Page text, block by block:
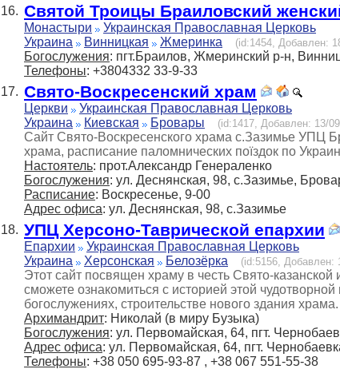
16. Святой Троицы Браиловский
Монастыри
Украинская Православная Церковь
Украина
Винницкая Жмеринка (id:1454, Добавлен:
Богослужения: пгт.Браилов, Жмеринский р-н,
Телефоны: +3804332 33-9-33
17. Свято-Воскресенский храм
Церкви
Украинская Православная Церковь
Украина
Киевская Бровары (id:1417, Добавлен: 13/
Cайт Свято-Воскресенского храма с.Зазимье УПЦ
храма, расписание паломнических поїздок по
Настоятель: прот.Александр Генераленко
Богослужения: ул. Деснянская, 98, с.Зазимье,
Расписание: Воскресенье, 9-00
Адрес офиса: ул. Деснянская, 98, с.Зазимье
18. УПЦ Херсоно-Таврической епархии
Епархии
Украинская Православная Церковь
Украина
Херсонская Белозёрка (id:5156, Добавлен:
Этот сайт посвящен храму в честь Свято-
сможете ознакомиться с историей этой
богослужениях, строительстве нового здания храма.
Архимандрит: Николай (в миру Бузыка)
Богослужения: ул. Первомайская, 64, пгт.
Адрес офиса: ул. Первомайская, 64, пгт.
Телефоны: +38 050 695-93-87 , +38 067 551-55-38